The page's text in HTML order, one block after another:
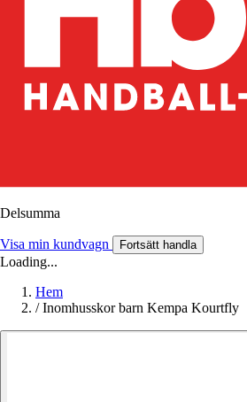
Delsumma
Visa min kundvagn Fortsätt handla
Loading...
Hem
/ Inomhusskor barn Kempa Kourtfly